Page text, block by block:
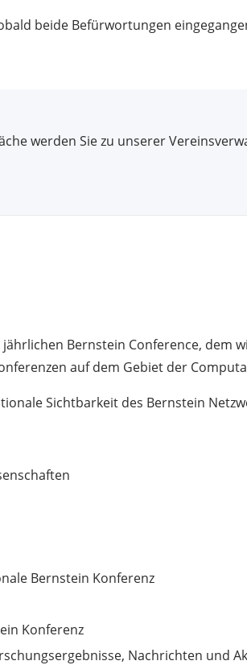
beide Befürwortungen
werden Sie zu unserer
Bernstein Conference, dem
auf dem Gebiet der
Sichtbarkeit des Bernstein
Bernstein Konferenz
Konferenz
Nachrichten und